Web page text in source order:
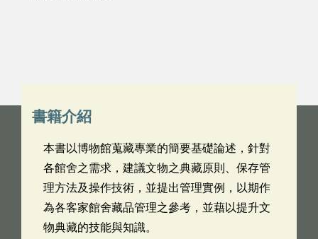
書籍介紹
本書以博物館蒐藏專業的簡要基礎論述，針對
各館舍之需求，建議文物之典藏原則、保存管
理方法及操作技術，並提出管理實例，以期作
為各客家館舍藏品管理之參考，並藉以提升文
物典藏的技能與知識。